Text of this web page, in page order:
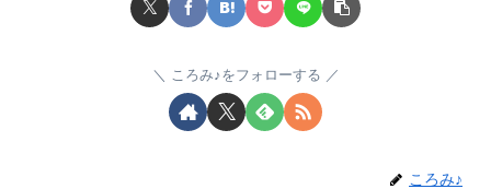
ころみ♪をフォローする
ころみ♪